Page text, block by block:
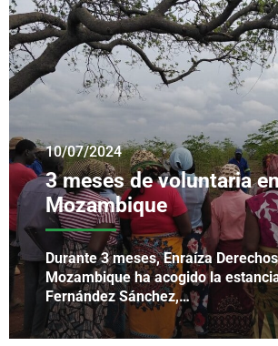
10/07/2024
3 meses de voluntaria
Mozambique
Durante 3 meses, Enraíza
Mozambique ha acogido la
Fernández Sánchez,…